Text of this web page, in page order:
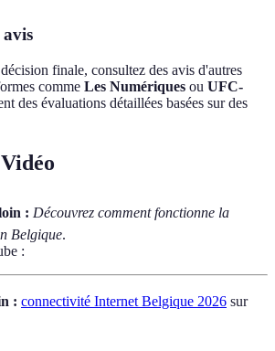
finale, consultez des avis d'autres
comme Les Numériques ou UFC-
des évaluations détaillées basées sur des
: Découvrez comment fonctionne la
Belgique.
:
: connectivité Internet Belgique 2026 sur